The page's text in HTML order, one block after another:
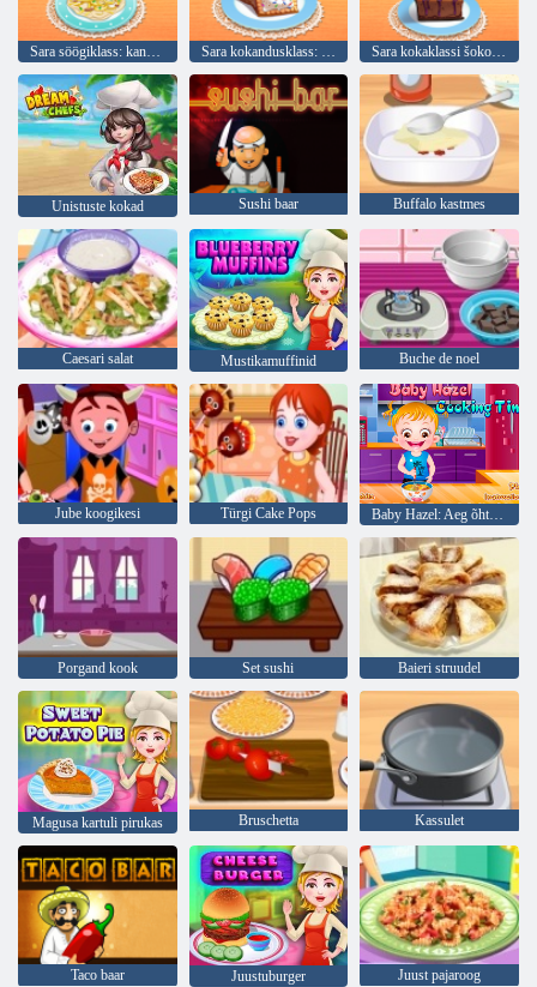
Sara söögiklass: kana Fettuccine Alfredo Sara kokandusklass: Mini Pop-Tarts Sara kokaklassi šokolaadi Blackberry tšekk
Unistuste kokad Sushi baar Buffalo kastmes
Caesari salat Mustikamuffinid Buche de noel
Jube koogikesi Türgi Cake Pops Baby Hazel: Aeg õhtusöök
Porgand kook Set sushi Baieri struudel
Magusa kartuli pirukas Bruschetta Kassulet
Taco baar Juustuburger Juust pajaroog